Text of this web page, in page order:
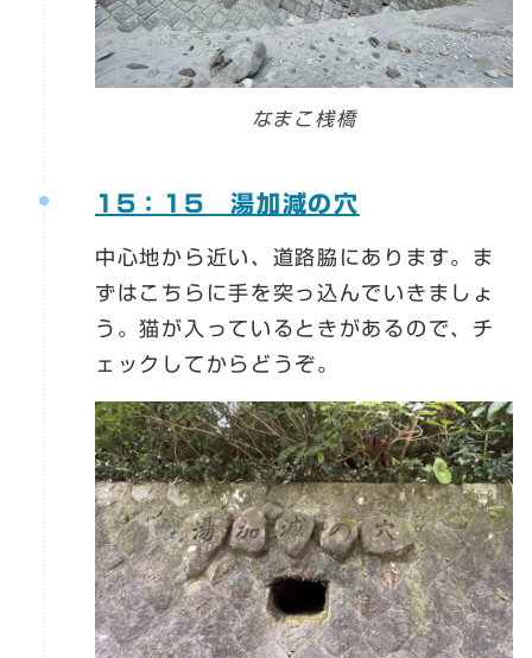
なまこ桟橋
15：15 湯加減の穴
中心地から近い、道路脇にあります。ま
ずはこちらに手を突っ込んでいきましょ
う。猫が入っているときがあるので、チ
ェックしてからどうぞ。